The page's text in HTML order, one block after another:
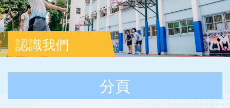
認識我們
分頁